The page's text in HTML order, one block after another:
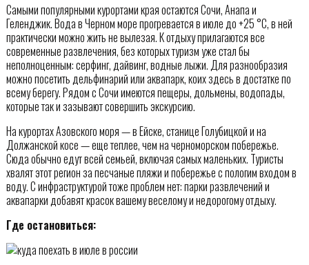
Самыми популярными курортами края остаются Сочи, Анапа и
Геленджик. Вода в Черном море прогревается в июле до +25 °С, в ней
практически можно жить не вылезая. К отдыху прилагаются все
современные развлечения, без которых туризм уже стал бы
неполноценным: серфинг, дайвинг, водные лыжи. Для разнообразия
можно посетить дельфинарий или аквапарк, коих здесь в достатке по
всему берегу. Рядом с Сочи имеются пещеры, дольмены, водопады,
которые так и зазывают совершить экскурсию.
На курортах Азовского моря — в Ейске, станице Голубицкой и на
Должанской косе — еще теплее, чем на черноморском побережье.
Сюда обычно едут всей семьей, включая самых маленьких. Туристы
хвалят этот регион за песчаные пляжи и побережье с пологим входом в
воду. С инфраструктурой тоже проблем нет: парки развлечений и
аквапарки добавят красок вашему веселому и недорогому отдыху.
Где остановиться: